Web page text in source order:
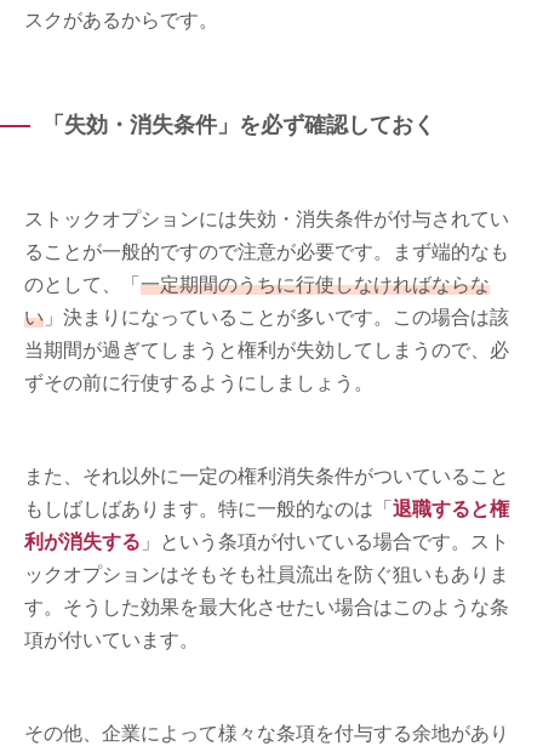
スクがあるからです。
「失効・消失条件」を必ず確認しておく
ストックオプションには失効・消失条件が付与されてい
ることが一般的ですので注意が必要です。まず端的なも
のとして、「 一定期間のうちに行使しなければならな
い 」決まりになっていることが多いです。この場合は該
当期間が過ぎてしまうと権利が失効してしまうので、必
ずその前に行使するようにしましょう。
また、それ以外に一定の権利消失条件がついていること
もしばしばあります。特に一般的なのは「 退職すると権
利が消失する 」という条項が付いている場合です。スト
ックオプションはそもそも社員流出を防ぐ狙いもありま
す。そうした効果を最大化させたい場合はこのような条
項が付いています。
その他、企業によって様々な条項を付与する余地があり